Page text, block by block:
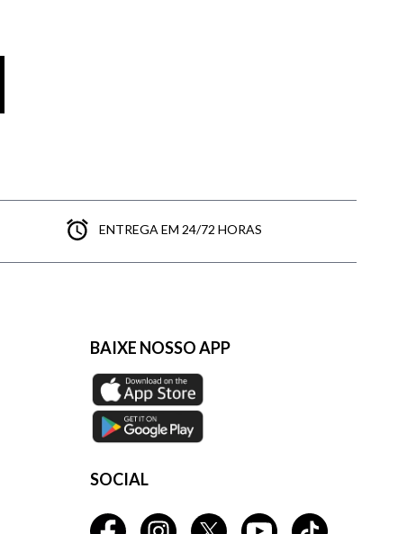
ENTREGA EM 24/72 HORAS
BAIXE NOSSO APP
SOCIAL